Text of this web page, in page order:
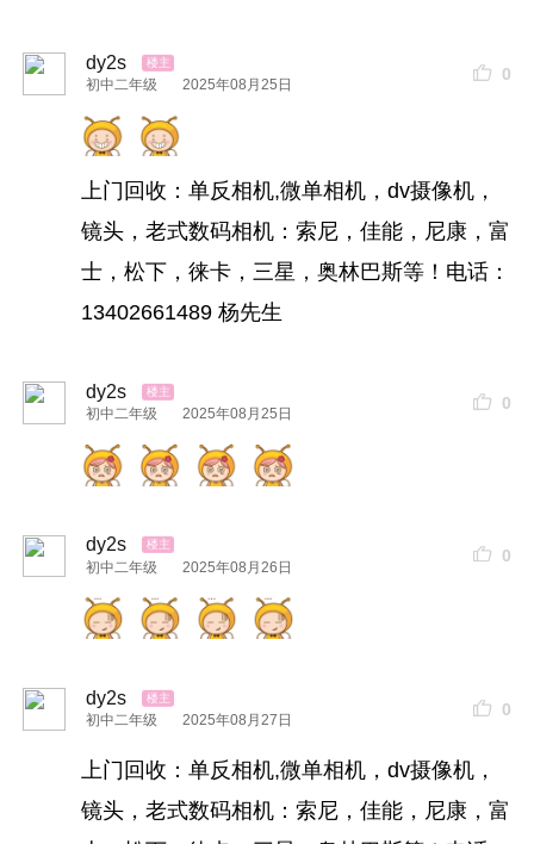
dy2s
初中二年级 2025年08月25日
0
上门回收：单反相机,微单相机，dv摄像机，
镜头，老式数码相机：索尼，佳能，尼康，富
士，松下，徕卡，三星，奥林巴斯等！电话：
13402661489 杨先生
dy2s
初中二年级 2025年08月25日
0
dy2s
初中二年级 2025年08月26日
0
dy2s
初中二年级 2025年08月27日
0
上门回收：单反相机,微单相机，dv摄像机，
镜头，老式数码相机：索尼，佳能，尼康，富